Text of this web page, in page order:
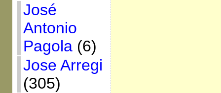
José
Antonio
Pagola(6)
Jose Arregi
(305)